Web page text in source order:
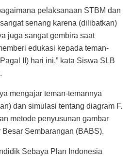
pelaksanaan STBM dan
senang karena (dilibatkan)
juga sangat gembira saat
edukasi kepada teman-
II) hari ini,” kata Siswa SLB
mengajar teman-temannya
dan simulasi tentang diagram F.
metode penyusunan gambar
Sembarangan (BABS).
Sebaya Plan Indonesia